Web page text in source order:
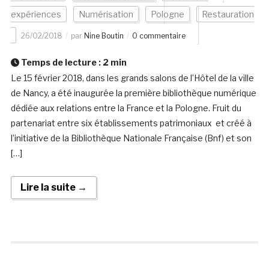
expériences Numérisation Pologne Restauration
26/02/2018 par Nine Boutin 0 commentaire
Temps de lecture : 2 min
Le 15 février 2018, dans les grands salons de l’Hôtel de la ville
de Nancy, a été inaugurée la première bibliothèque numérique
dédiée aux relations entre la France et la Pologne. Fruit du
partenariat entre six établissements patrimoniaux et créé à
l’initiative de la Bibliothèque Nationale Française (Bnf) et son
[…]
Lire la suite →